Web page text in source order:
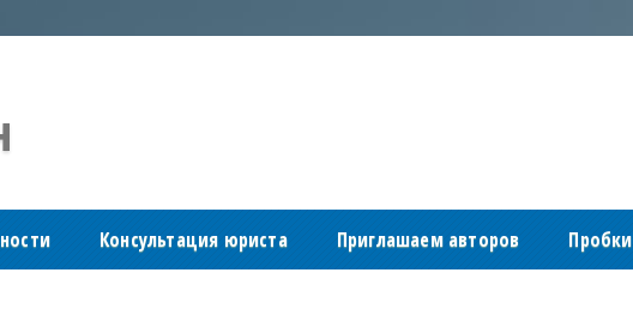
Консультация юриста Приглашаем авторов Пробки